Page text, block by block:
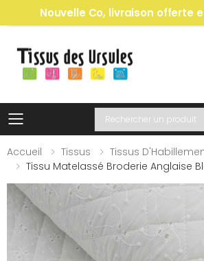
Nouvelle Co, livraison offerte
Toggle mobile menu
Recherche
Accueil
Tissus
Tissus
Tissu Matelassé Broderie Anglaise